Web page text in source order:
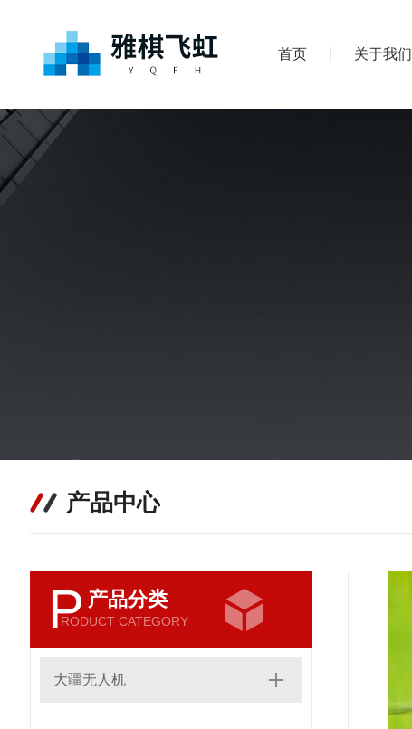
首页 关于我们
产品中心
P 产品分类
RODUCT CATEGORY
大疆无人机